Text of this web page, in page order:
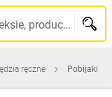
Szukaj po nazwie, indeksie, producencie, kodzie kreskowym...
ręczne Pobijaki